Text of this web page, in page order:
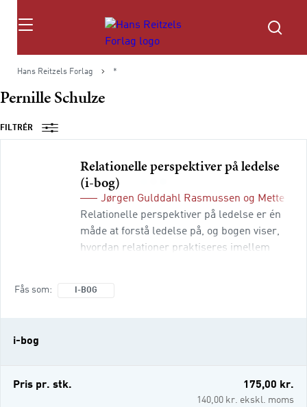
Søg
Hans Reitzels Forlag *
Pernille Schulze
FILTRÉR
Relationelle perspektiver på ledelse
(i-bog)
Jørgen Gulddahl Rasmussen og Mette
Relationelle perspektiver på ledelse er én
måde at forstå ledelse på, og bogen viser,
hvordan relationer praktiseres imellem
Fås som I-BOG
i-bog
Pris pr. stk. 175,00 kr.
140,00 kr. ekskl. moms